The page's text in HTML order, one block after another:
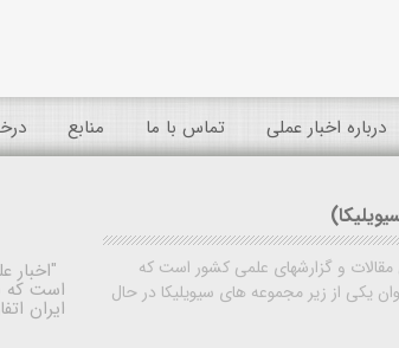
درباره اخبار عملی تماس با ما منابع
و گزارشهای علمی کشور است که
یکی از زیر مجموعه های سیویلیکا در حال
"اخبار
است که
ایران